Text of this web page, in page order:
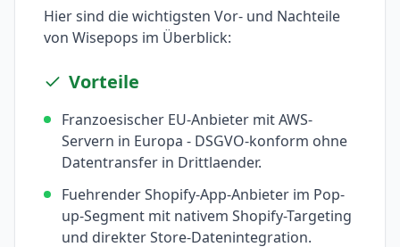
Hier sind die wichtigsten Vor- und Nachteile
von Wisepops im Überblick:
Vorteile
Franzoesischer EU-Anbieter mit AWS-
Servern in Europa - DSGVO-konform ohne
Datentransfer in Drittlaender.
Fuehrender Shopify-App-Anbieter im Pop-
up-Segment mit nativem Shopify-Targeting
und direkter Store-Datenintegration.